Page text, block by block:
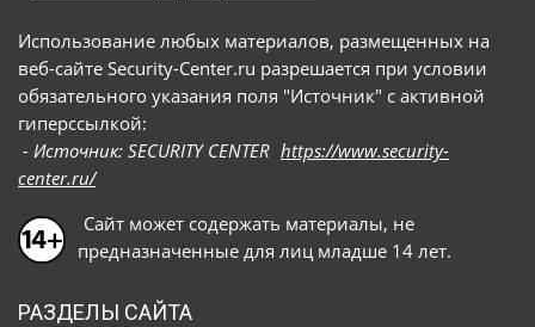
Использование любых материалов, размещенных на
веб-сайте Security-Center.ru разрешается при условии
обязательного указания поля "Источник" с активной
гиперссылкой:
- Источник: SECURITY CENTER https://www.security-
center.ru/
Сайт может содержать материалы, не
предназначенные для лиц младше 14 лет.
РАЗДЕЛЫ САЙТА